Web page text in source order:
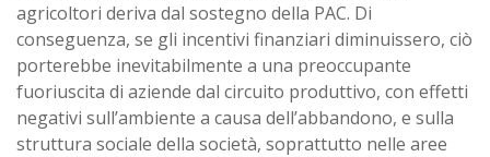
agricoltori deriva dal sostegno della PAC. Di
conseguenza, se gli incentivi finanziari diminuissero, ciò
porterebbe inevitabilmente a una preoccupante
fuoriuscita di aziende dal circuito produttivo, con effetti
negativi sull’ambiente a causa dell’abbandono, e sulla
struttura sociale della società, soprattutto nelle aree